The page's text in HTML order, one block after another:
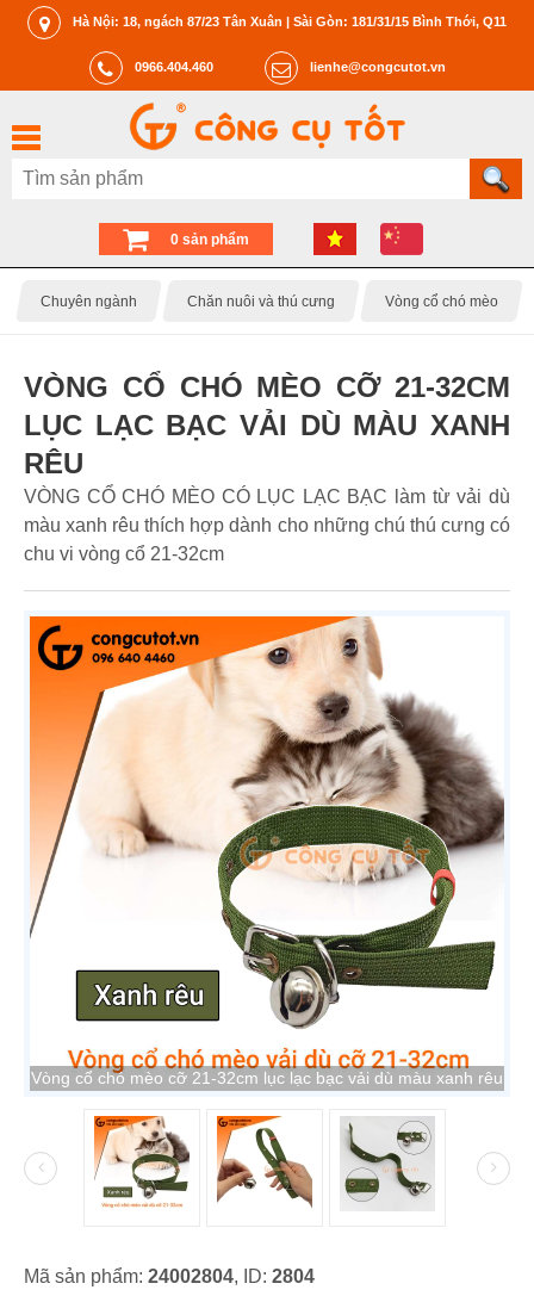
Hà Nội: 18, ngách 87/23 Tân Xuân | Sài Gòn: 181/31/15 Bình Thới, Q11
0966.404.460 lienhe@congcutot.vn
0 sản phẩm
Chuyên ngành Chăn nuôi và thú cưng Vòng cổ chó mèo
VÒNG CỔ CHÓ MÈO CỠ 21-32CM
LỤC LẠC BẠC VẢI DÙ MÀU XANH
RÊU
VÒNG CỔ CHÓ MÈO CÓ LỤC LẠC BẠC làm từ vải dù
màu xanh rêu thích hợp dành cho những chú thú cưng có
chu vi vòng cổ 21-32cm
Vòng cổ chó mèo cỡ 21-32cm lục lạc bạc vải dù màu xanh rêu
Mã sản phẩm: 24002804, ID: 2804